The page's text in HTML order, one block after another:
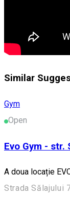
Similar
Gym
Open
Evo Gym - str.
A doua locație
Strada Sălajului